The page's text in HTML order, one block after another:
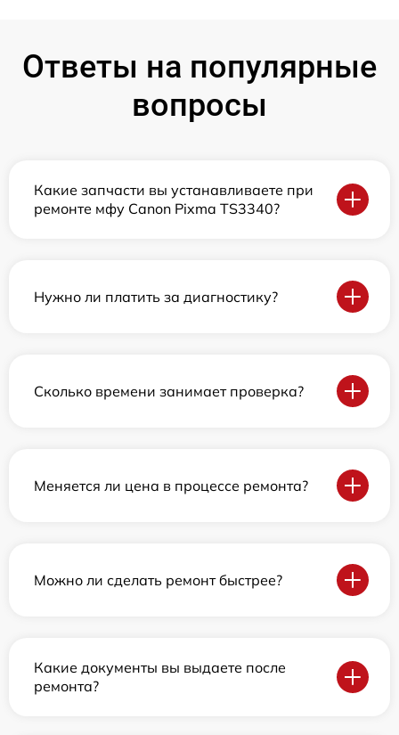
Ответы на популярные
вопросы
Какие запчасти вы устанавливаете при
ремонте мфу Canon Pixma TS3340?
Нужно ли платить за диагностику?
Сколько времени занимает проверка?
Меняется ли цена в процессе ремонта?
Можно ли сделать ремонт быстрее?
Какие документы вы выдаете после
ремонта?